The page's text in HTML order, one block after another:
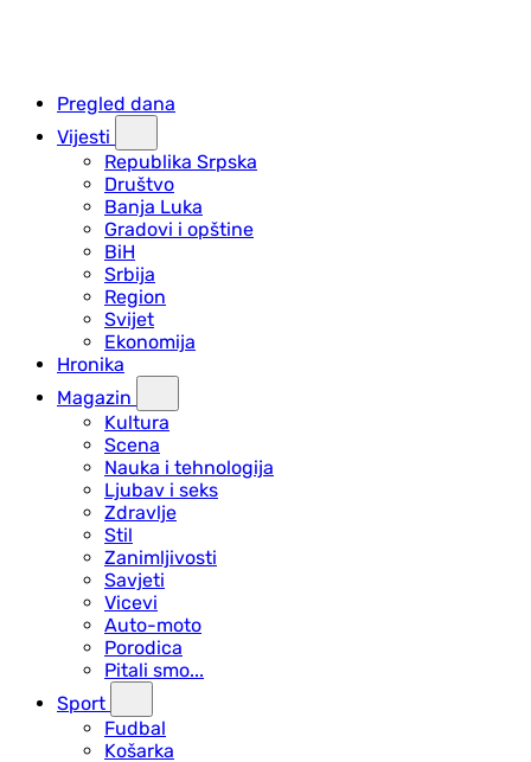
Pregled dana
Vijesti
Republika Srpska
Društvo
Banja Luka
Gradovi i opštine
BiH
Srbija
Region
Svijet
Ekonomija
Hronika
Magazin
Kultura
Scena
Nauka i tehnologija
Ljubav i seks
Zdravlje
Stil
Zanimljivosti
Savjeti
Vicevi
Auto-moto
Porodica
Pitali smo...
Sport
Fudbal
Košarka